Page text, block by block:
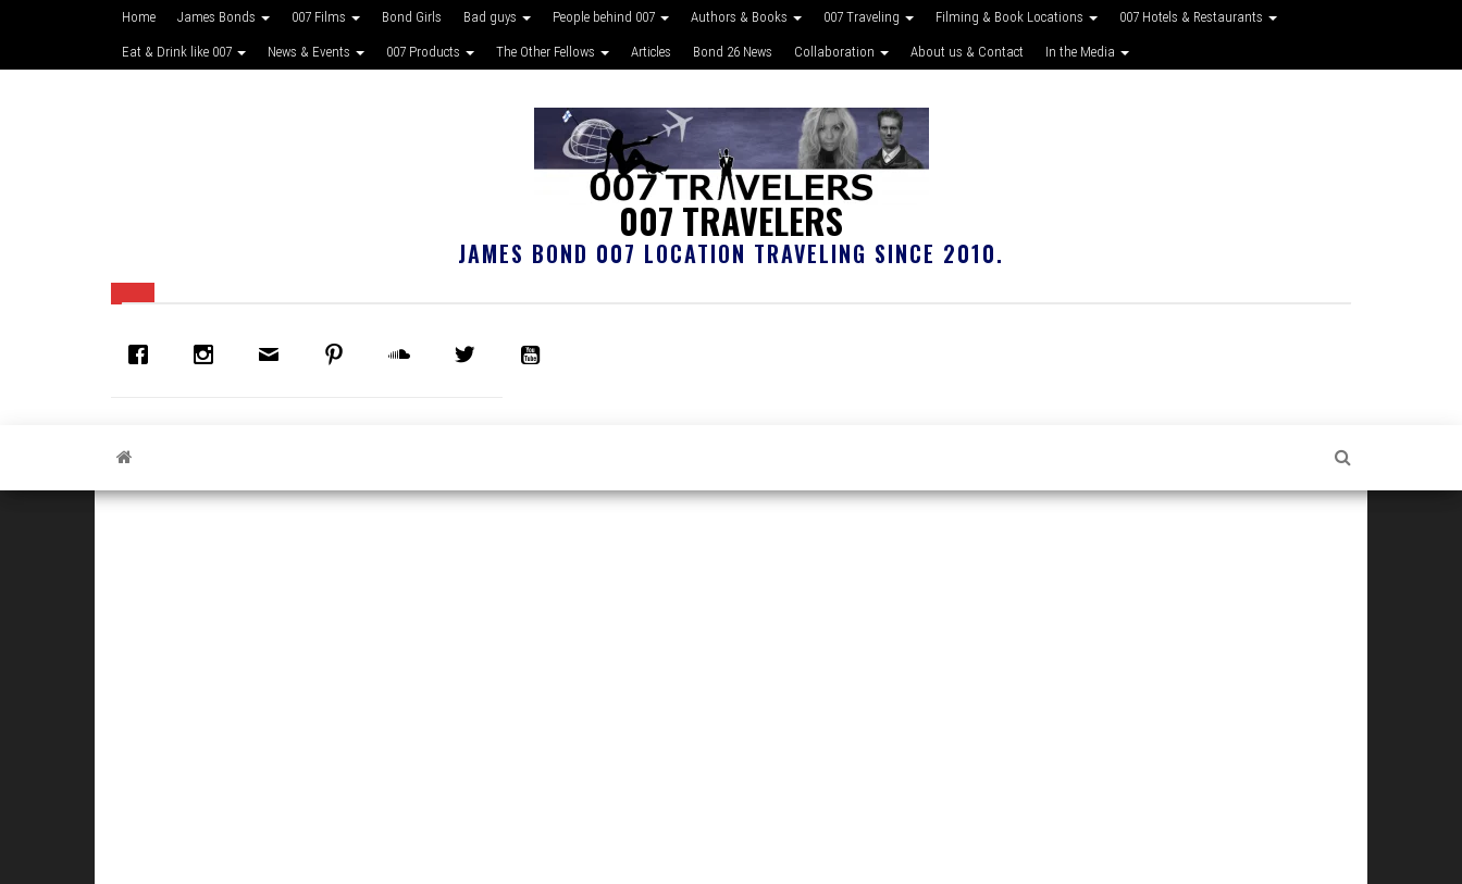
Home James Bonds 007 Films Bond Girls Bad guys People behind 007 Authors & Books 007 Traveling Filming & Book Locations 007 Hotels & Restaurants
Eat & Drink like 007 News & Events 007 Products The Other Fellows Articles Bond 26 News Collaboration About us & Contact In the Media
007 TRAVELERS
JAMES BOND 007 LOCATION TRAVELING SINCE 2010.